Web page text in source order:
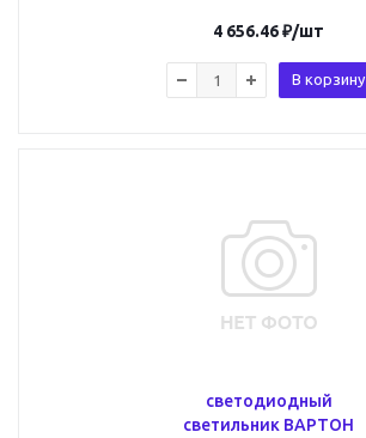
4 656.46₽/шт
В корзину
светодиодный
светильник ВАРТОН